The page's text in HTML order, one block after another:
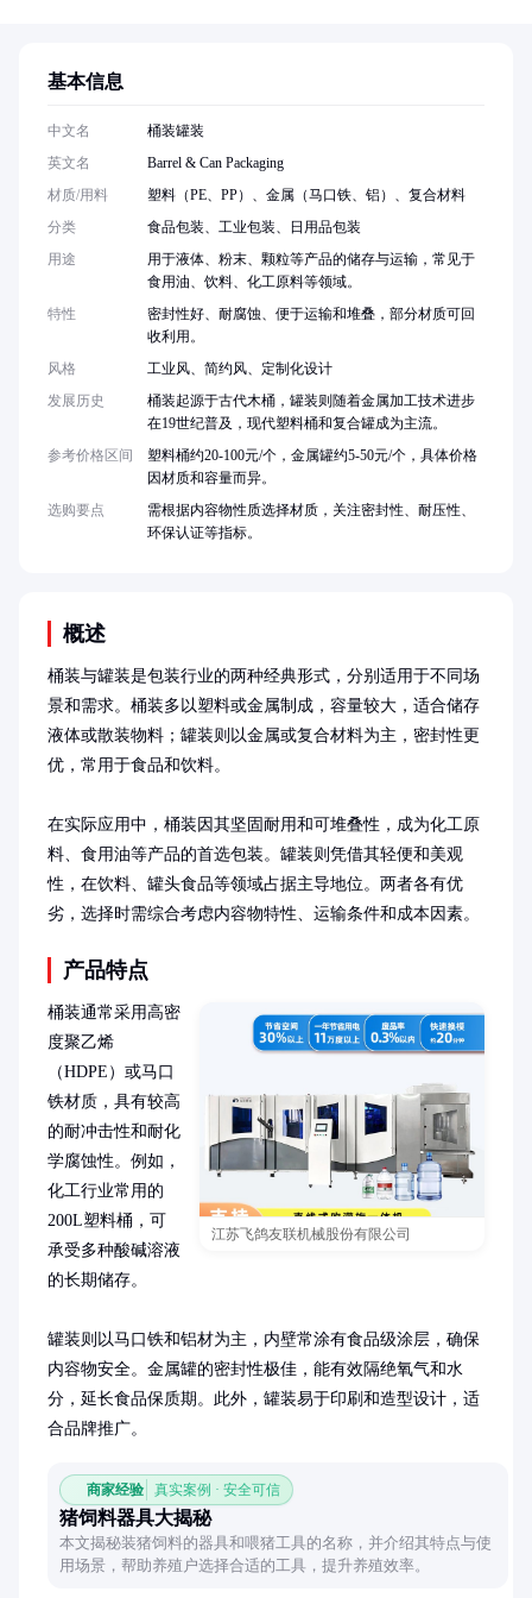
概述
桶装与罐装是包装行业的两种经典形式，分别适用于不同场
景和需求。桶装多以塑料或金属制成，容量较大，适合储存
液体或散装物料；罐装则以金属或复合材料为主，密封性更
优，常用于食品和饮料。
在实际应用中，桶装因其坚固耐用和可堆叠性，成为化工原
料、食用油等产品的首选包装。罐装则凭借其轻便和美观
性，在饮料、罐头食品等领域占据主导地位。两者各有优
劣，选择时需综合考虑内容物特性、运输条件和成本因素。
产品特点
江苏飞鸽友联机械股份有限公司
桶装通常采用高密
度聚乙烯
（HDPE）或马口
铁材质，具有较高
的耐冲击性和耐化
学腐蚀性。例如，
化工行业常用的
200L塑料桶，可
承受多种酸碱溶液
的长期储存。
罐装则以马口铁和铝材为主，内壁常涂有食品级涂层，确保
内容物安全。金属罐的密封性极佳，能有效隔绝氧气和水
分，延长食品保质期。此外，罐装易于印刷和造型设计，适
合品牌推广。
商家经验 真实案例 · 安全可信
猪饲料器具大揭秘
本文揭秘装猪饲料的器具和喂猪工具的名称，并介绍其特点与使
用场景，帮助养殖户选择合适的工具，提升养殖效率。
基本信息
中文名
桶装罐装
英文名
Barrel & Can Packaging
材质/用料
塑料（PE、PP）、金属（马口铁、铝）、复合材料
分类
食品包装、工业包装、日用品包装
用途
用于液体、粉末、颗粒等产品的储存与运输，常见于
食用油、饮料、化工原料等领域。
特性
密封性好、耐腐蚀、便于运输和堆叠，部分材质可回
收利用。
风格
工业风、简约风、定制化设计
发展历史
桶装起源于古代木桶，罐装则随着金属加工技术进步
在19世纪普及，现代塑料桶和复合罐成为主流。
参考价格区间
塑料桶约20-100元/个，金属罐约5-50元/个，具体价格
因材质和容量而异。
选购要点
需根据内容物性质选择材质，关注密封性、耐压性、
环保认证等指标。